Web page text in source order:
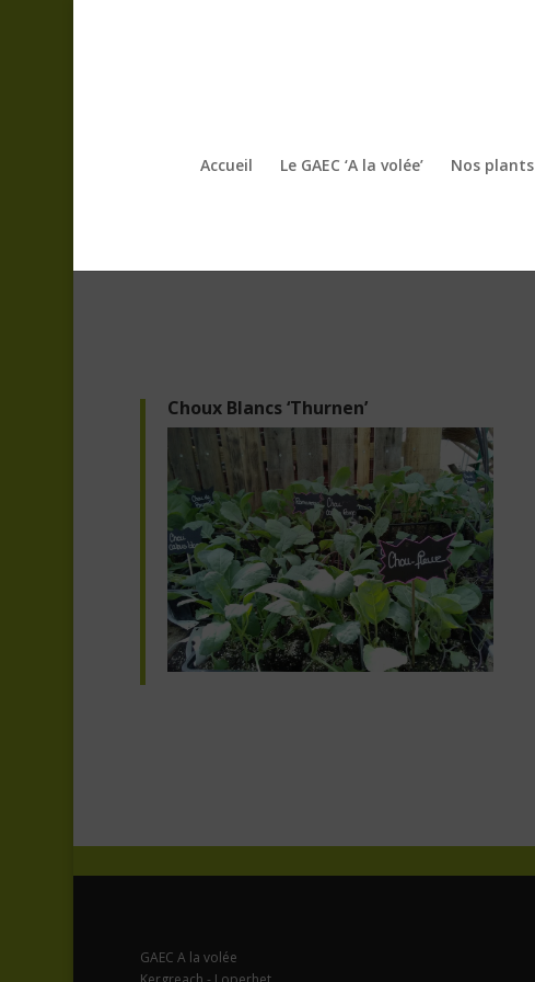
Accueil Le GAEC ‘A la volée’ Nos plants
Choux Blancs ‘Thurnen’
GAEC A la volée